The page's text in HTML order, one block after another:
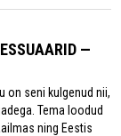
—
on seni kulgenud nii,
Tema loodud
ning Eestis